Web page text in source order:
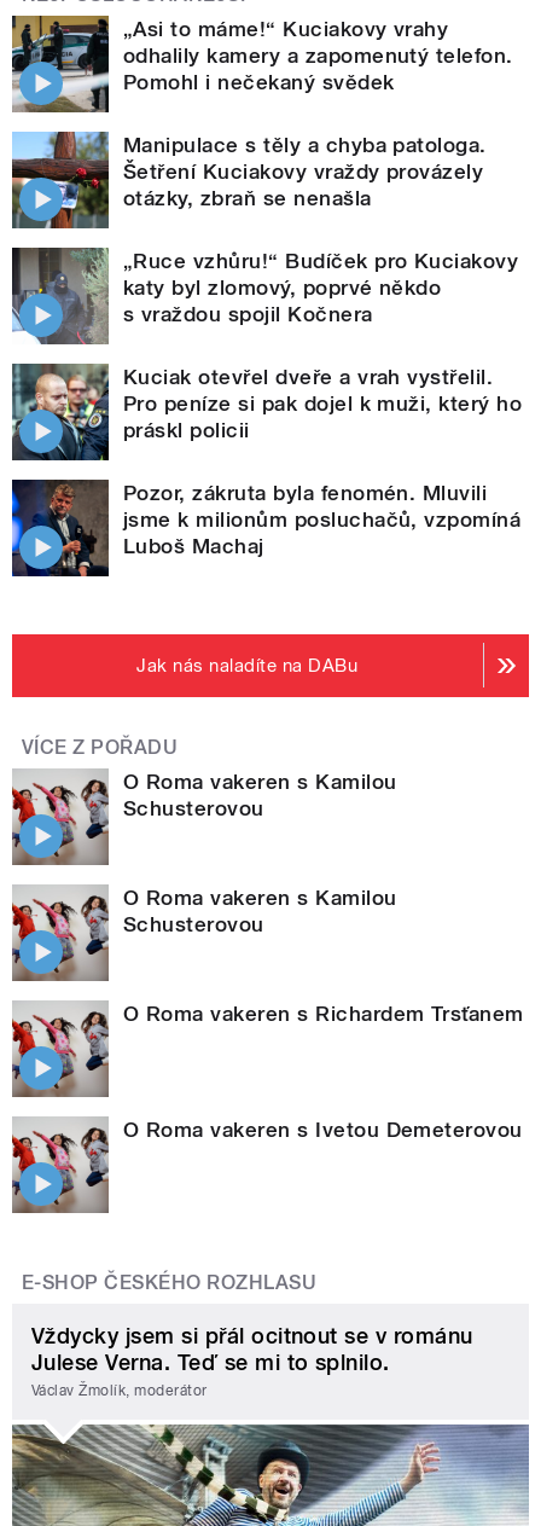
„Asi to máme!“ Kuciakovy vrahy
odhalily kamery a zapomenutý telefon.
Pomohl i nečekaný svědek
Manipulace s těly a chyba patologa.
Šetření Kuciakovy vraždy provázely
otázky, zbraň se nenašla
„Ruce vzhůru!“ Budíček pro Kuciakovy
katy byl zlomový, poprvé někdo
s vraždou spojil Kočnera
Kuciak otevřel dveře a vrah vystřelil.
Pro peníze si pak dojel k muži, který ho
práskl policii
Pozor, zákruta byla fenomén. Mluvili
jsme k milionům posluchačů, vzpomíná
Luboš Machaj
Jak nás naladíte na DABu
VÍCE Z POŘADU
O Roma vakeren s Kamilou
Schusterovou
O Roma vakeren s Kamilou
Schusterovou
O Roma vakeren s Richardem Trsťanem
O Roma vakeren s Ivetou Demeterovou
E-SHOP ČESKÉHO ROZHLASU
Vždycky jsem si přál ocitnout se v románu
Julese Verna. Teď se mi to splnilo.
Václav Žmolík, moderátor